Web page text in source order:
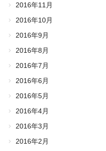
2016年11月
2016年10月
2016年9月
2016年8月
2016年7月
2016年6月
2016年5月
2016年4月
2016年3月
2016年2月